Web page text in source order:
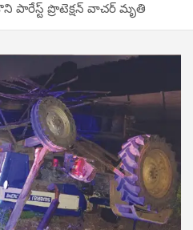
పారేస్ట్ ప్రొటెక్షన్ వాచర్ మృతి